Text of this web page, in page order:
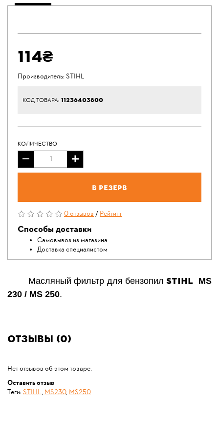
114₴
Производитель:STIHL
КОД ТОВАРА: 11236403800
КОЛИЧЕСТВО
В резерв
0 отзывов/Рейтинг
Способы доставки
Самовывоз из магазина
Доставка специалистом
Масляный фильтр для бензопил STIHL
MS
230 / MS 250.
Отзывы (0)
Нет отзывов об этом товаре.
Оставить отзыв
Теги:STIHL,MS230,MS250